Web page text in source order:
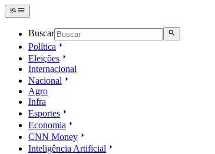
Buscar
Política
Eleições
Internacional
Nacional
Agro
Infra
Esportes
Economia
CNN Money
Inteligência Artificial